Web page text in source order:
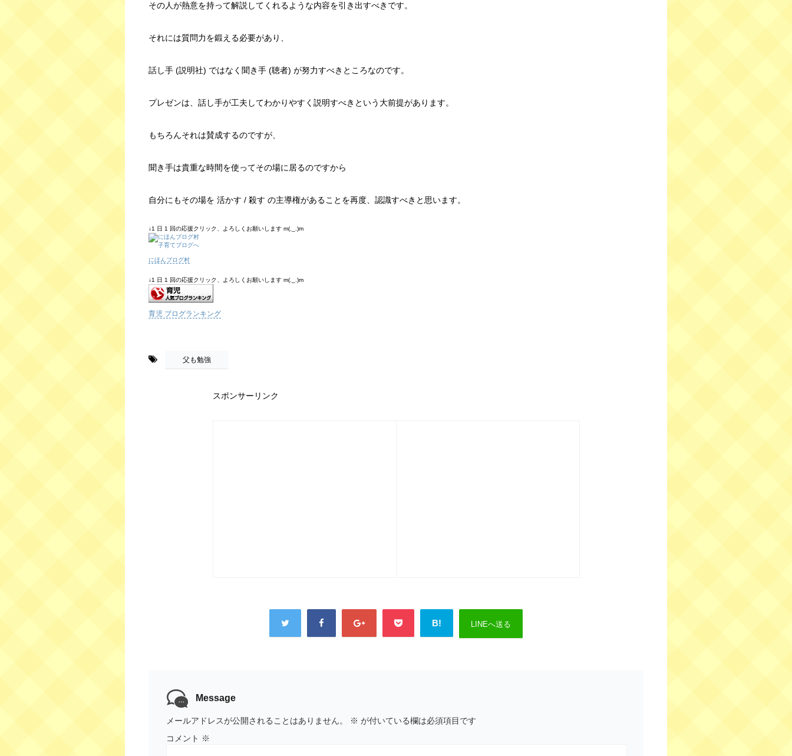
その人が熱意を持って解説してくれるような内容を引き出すべきです。
それには質問力を鍛える必要があり、
話し手 (説明社) ではなく聞き手 (聴者) が努力すべきところなのです。
プレゼンは、話し手が工夫してわかりやすく説明すべきという大前提があります。
もちろんそれは賛成するのですが、
聞き手は貴重な時間を使ってその場に居るのですから
自分にもその場を 活かす / 殺す の主導権があることを再度、認識すべきと思います。
↓1 日 1 回の応援クリック、よろしくお願いします m(._.)m
にほんブログ村
↓1 日 1 回の応援クリック、よろしくお願いします m(._.)m
育児 ブログランキング
父も勉強
スポンサーリンク
B! LINEへ送る
Message
メールアドレスが公開されることはありません。 ※ が付いている欄は必須項目です
コメント ※